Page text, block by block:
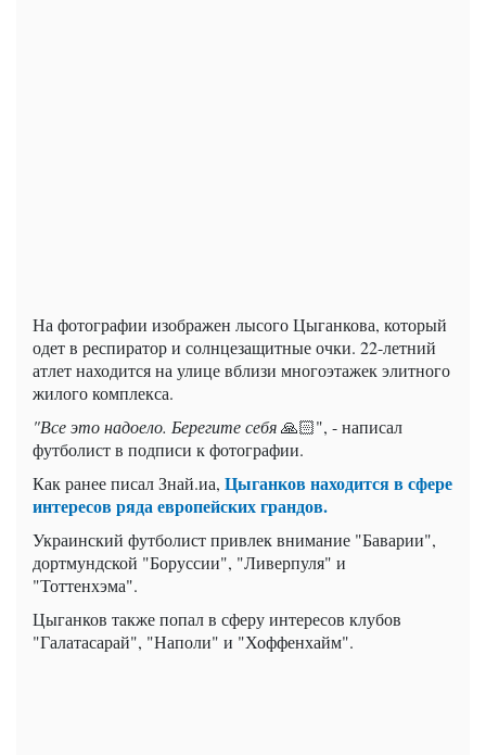
На фотографии изображен лысого Цыганкова, который
одет в респиратор и солнцезащитные очки. 22-летний
атлет находится на улице вблизи многоэтажек элитного
жилого комплекса.
"Все это надоело. Берегите себя🙏🏻", - написал
футболист в подписи к фотографии.
Как ранее писал Знай.иа, Цыганков находится в сфере
интересов ряда европейских грандов.
Украинский футболист привлек внимание "Баварии",
дортмундской "Боруссии", "Ливерпуля" и
"Тоттенхэма".
Цыганков также попал в сферу интересов клубов
"Галатасарай", "Наполи" и "Хоффенхайм".